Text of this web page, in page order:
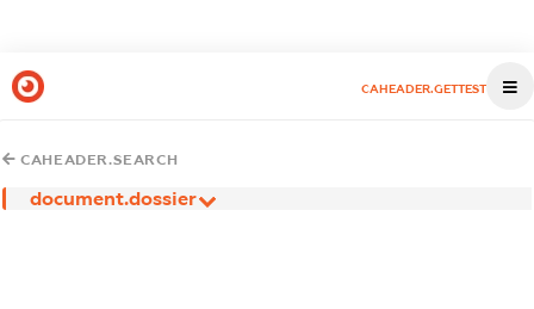
CAHEADER.GETTEST
CAHEADER.SEARCH
document.dossier